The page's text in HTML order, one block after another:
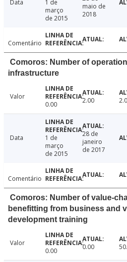
Data
1 de
março
de 2015
maio de
2018
Comentário
Comoros: Number of
infrastructure
Valor
0.00
2.00
Data
1 de
março
de 2015
28 de
janeiro
de 2017
Comentário
Comoros: Number of value-
benefitting from business and
development training
Valor
0.00
0.00